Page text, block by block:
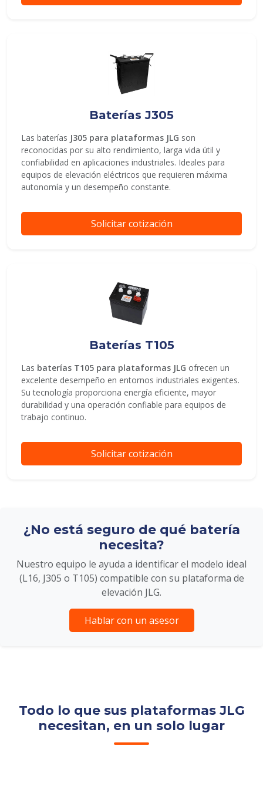
Baterías J305
Las baterías J305 para plataformas JLG son
reconocidas por su alto rendimiento, larga vida útil y
confiabilidad en aplicaciones industriales. Ideales para
equipos de elevación eléctricos que requieren máxima
autonomía y un desempeño constante.
Solicitar cotización
Baterías T105
Las baterías T105 para plataformas JLG ofrecen un
excelente desempeño en entornos industriales exigentes.
Su tecnología proporciona energía eficiente, mayor
durabilidad y una operación confiable para equipos de
trabajo continuo.
Solicitar cotización
¿No está seguro de qué batería
necesita?
Nuestro equipo le ayuda a identificar el modelo ideal
(L16, J305 o T105) compatible con su plataforma de
elevación JLG.
Hablar con un asesor
Todo lo que sus plataformas JLG
necesitan, en un solo lugar